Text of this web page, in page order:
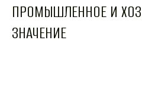
ПРОМЫШЛЕННОЕ И
ЗНАЧЕНИЕ